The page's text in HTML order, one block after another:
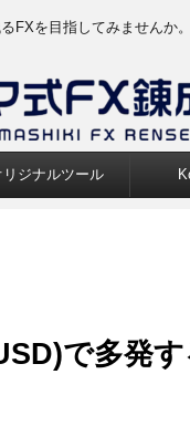
FXを目指してみませんか
リジナルツール
で多発す